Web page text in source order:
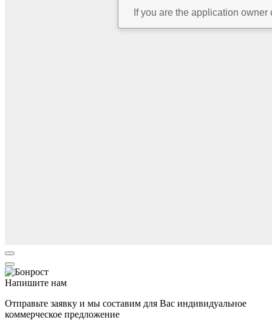
Напишите нам
Отправьте заявку и мы составим для Вас индивидуальное
коммерческое предложение